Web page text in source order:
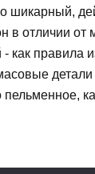
шикарный,
в отличии от
- как правила
пельменное,